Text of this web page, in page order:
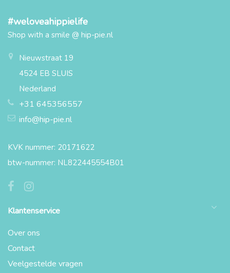
#weloveahippielife
Shop with a smile @ hip-pie.nl
Nieuwstraat 19
4524 EB SLUIS
Nederland
+31 645356557
info@hip-pie.nl
KVK nummer: 20171622
btw-nummer: NL822445554B01
Klantenservice
Over ons
Contact
Veelgestelde vragen